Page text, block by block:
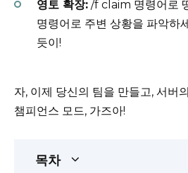
영토 확장: /f claim 명령어로
명령어로 주변 상황을 파악하
듯이!
자, 이제 당신의 팀을 만들고, 서버
챔피언스 모드, 가즈아!
목차